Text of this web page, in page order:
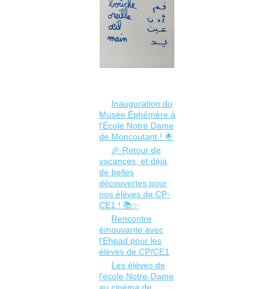
Inauguration du
Musée Éphémère à
l'École Notre Dame
de Moncoutant ! 🌟
🎉 Retour de
vacances, et déjà
de belles
découvertes pour
nos élèves de CP-
CE1 ! 📚✨
Rencontre
émouvante avec
l'Ehpad pour les
élèves de CP/CE1
Les élèves de
l'école Notre-Dame